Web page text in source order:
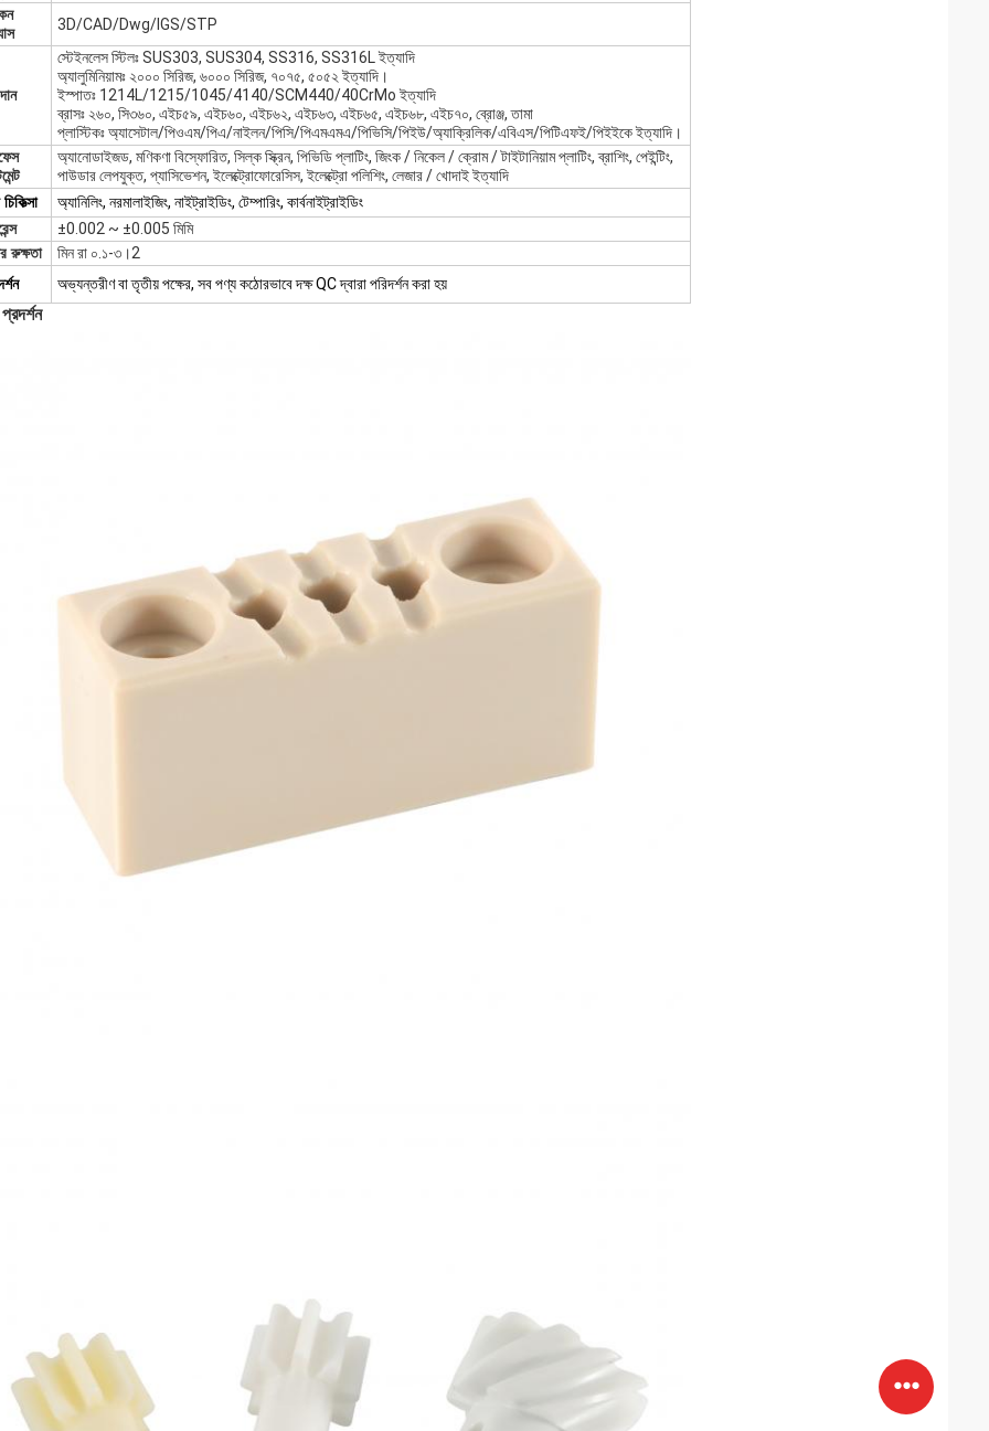
3D/CAD/Dwg/IGS/STP
স্টেইনলেস স্টিলঃ SUS303, SUS304, SS316, SS316L ইত্যাদি
অ্যালুমিনিয়ামঃ ২০০০ সিরিজ, ৬০০০ সিরিজ, ৭০৭৫, ৫০৫২ ইত্যাদি।
ইস্পাতঃ 1214L/1215/1045/4140/SCM440/40CrMo ইত্যাদি
ব্রাসঃ ২৬০, সি৩৬০, এইচ৫৯, এইচ৬০, এইচ৬২, এইচ৬৩, এইচ৬৫, এইচ৬৮, এইচ৭০, ব্রোঞ্জ, তামা
প্লাস্টিকঃ অ্যাসেটাল/পিওএম/পিএ/নাইলন/পিসি/পিএমএমএ/পিভিসি/পিইউ/অ্যাক্রিলিক/এবিএস/পিটিএফই/পিইইকে ইত্যাদি।
অ্যানোডাইজড, মণিকণা বিস্ফোরিত, সিল্ক স্ক্রিন, পিভিডি প্লাটিং, জিংক / নিকেল / ক্রোম / টাইটানিয়াম প্লাটিং, ব্রাশিং, পেইন্টিং,
পাউডার লেপযুক্ত, প্যাসিভেশন, ইলেক্ট্রোফোরেসিস, ইলেক্ট্রো পলিশিং, লেজার / খোদাই ইত্যাদি
অ্যানিলিং, নরমালাইজিং, নাইট্রাইডিং, টেম্পারিং, কার্বনাইট্রাইডিং
±0.002 ~ ±0.005 মিমি
রুক্ষতা
মিন রা ০.১-৩।2
অভ্যন্তরীণ বা তৃতীয় পক্ষের, সব পণ্য কঠোরভাবে দক্ষ QC দ্বারা পরিদর্শন করা হয়